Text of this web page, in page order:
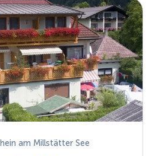
am Millstätter See